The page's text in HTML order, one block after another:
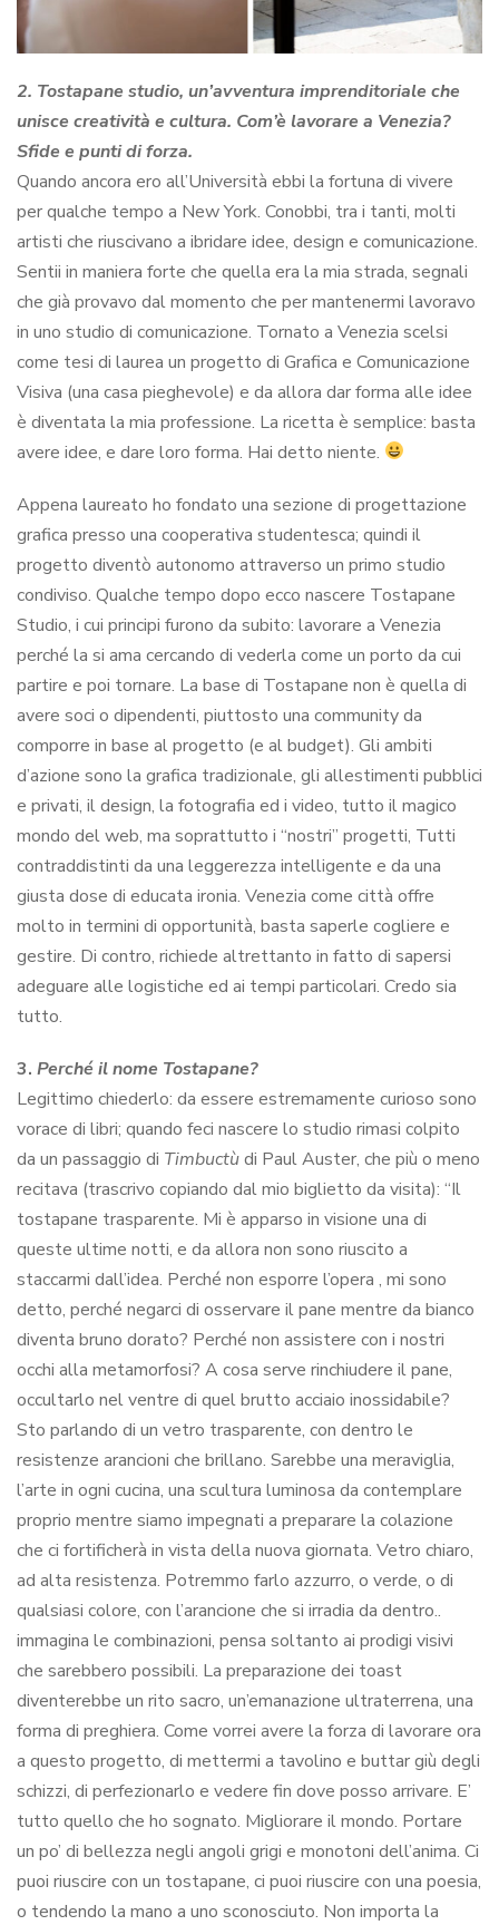
2. Tostapane studio, un’avventura imprenditoriale che
unisce creatività e cultura. Com’è lavorare a Venezia?
Sfide e punti di forza.
Quando ancora ero all’Università ebbi la fortuna di vivere
per qualche tempo a New York. Conobbi, tra i tanti, molti
artisti che riuscivano a ibridare idee, design e comunicazione.
Sentii in maniera forte che quella era la mia strada, segnali
che già provavo dal momento che per mantenermi lavoravo
in uno studio di comunicazione. Tornato a Venezia scelsi
come tesi di laurea un progetto di Grafica e Comunicazione
Visiva (una casa pieghevole) e da allora dar forma alle idee
è diventata la mia professione. La ricetta è semplice: basta
avere idee, e dare loro forma. Hai detto niente.
Appena laureato ho fondato una sezione di progettazione
grafica presso una cooperativa studentesca; quindi il
progetto diventò autonomo attraverso un primo studio
condiviso. Qualche tempo dopo ecco nascere Tostapane
Studio, i cui principi furono da subito: lavorare a Venezia
perché la si ama cercando di vederla come un porto da cui
partire e poi tornare. La base di Tostapane non è quella di
avere soci o dipendenti, piuttosto una community da
comporre in base al progetto (e al budget). Gli ambiti
d’azione sono la grafica tradizionale, gli allestimenti pubblici
e privati, il design, la fotografia ed i video, tutto il magico
mondo del web, ma soprattutto i “nostri” progetti, Tutti
contraddistinti da una leggerezza intelligente e da una
giusta dose di educata ironia. Venezia come città offre
molto in termini di opportunità, basta saperle cogliere e
gestire. Di contro, richiede altrettanto in fatto di sapersi
adeguare alle logistiche ed ai tempi particolari. Credo sia
tutto.
3. Perché il nome Tostapane?
Legittimo chiederlo: da essere estremamente curioso sono
vorace di libri; quando feci nascere lo studio rimasi colpito
da un passaggio di Timbuctùdi Paul Auster, che più o meno
recitava (trascrivo copiando dal mio biglietto da visita): “Il
tostapane trasparente. Mi è apparso in visione una di
queste ultime notti, e da allora non sono riuscito a
staccarmi dall’idea. Perché non esporre l’opera , mi sono
detto, perché negarci di osservare il pane mentre da bianco
diventa bruno dorato? Perché non assistere con i nostri
occhi alla metamorfosi? A cosa serve rinchiudere il pane,
occultarlo nel ventre di quel brutto acciaio inossidabile?
Sto parlando di un vetro trasparente, con dentro le
resistenze arancioni che brillano. Sarebbe una meraviglia,
l’arte in ogni cucina, una scultura luminosa da contemplare
proprio mentre siamo impegnati a preparare la colazione
che ci fortificherà in vista della nuova giornata. Vetro chiaro,
ad alta resistenza. Potremmo farlo azzurro, o verde, o di
qualsiasi colore, con l’arancione che si irradia da dentro..
immagina le combinazioni, pensa soltanto ai prodigi visivi
che sarebbero possibili. La preparazione dei toast
diventerebbe un rito sacro, un’emanazione ultraterrena, una
forma di preghiera. Come vorrei avere la forza di lavorare ora
a questo progetto, di mettermi a tavolino e buttar giù degli
schizzi, di perfezionarlo e vedere fin dove posso arrivare. E’
tutto quello che ho sognato. Migliorare il mondo. Portare
un po’ di bellezza negli angoli grigi e monotoni dell’anima. Ci
puoi riuscire con un tostapane, ci puoi riuscire con una poesia,
o tendendo la mano a uno sconosciuto. Non importa la